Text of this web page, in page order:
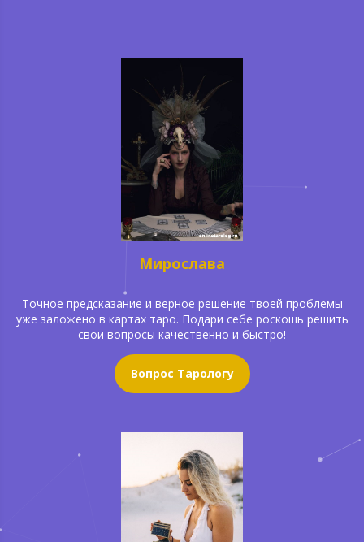
Мирослава
Точное предсказание и верное решение твоей проблемы
уже заложено в картах таро. Подари себе роскошь решить
свои вопросы качественно и быстро!
Вопрос Тарологу